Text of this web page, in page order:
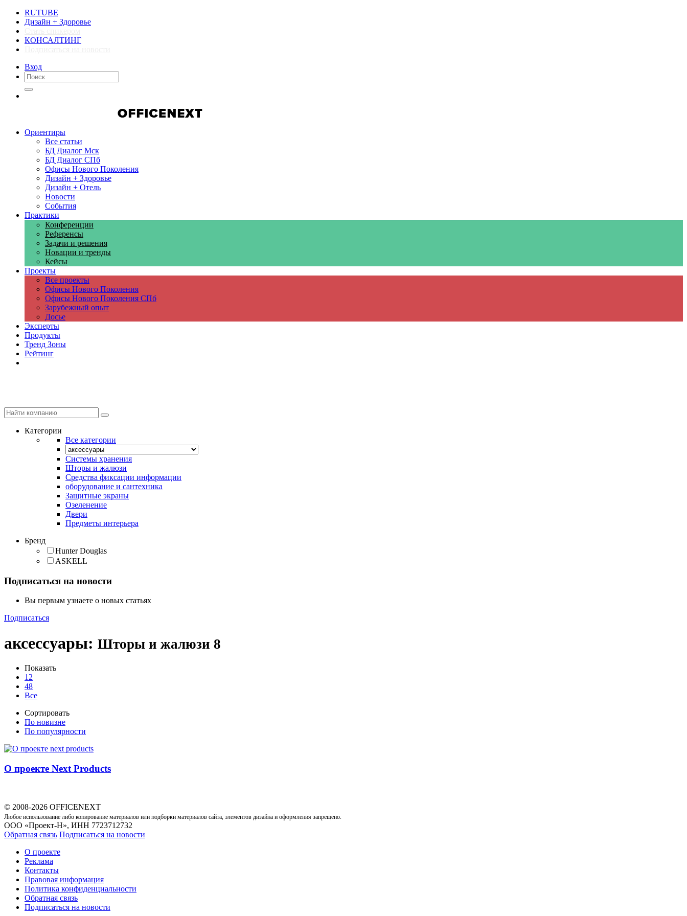
RUTUBE
Дизайн + Здоровье
КОНСАЛТИНГ
Вход
Ориентиры
Все статьи
БД Диалог Мск
БД Диалог СПб
Офисы Нового Поколения
Дизайн + Здоровье
Дизайн + Отель
Новости
События
Практики
Конференции
Референсы
Задачи и решения
Новации и тренды
Кейсы
Проекты
Все проекты
Офисы Нового Поколения
Офисы Нового Поколения СПб
Зарубежный опыт
Досье
Эксперты
Продукты
Тренд Зоны
Рейтинг
Категории
Все категории
Cистемы хранения
Шторы и жалюзи
Средства фиксации информации
оборудование и сантехника
Защитные экраны
Озеленение
Двери
Предметы интерьера
Бренд
Hunter Douglas
ASKELL
Подписаться на новости
Вы первым узнаете о новых статьях
Подписаться
аксессуары: Шторы и жалюзи 8
Показать
12
48
Все
Сортировать
По новизне
По популярности
О проекте Next Products
© 2008-2026 OFFICENEXT
Любое использование либо копирование материалов или подборки материалов сайта, элементов дизайна и оформления запрещено.
ООО «Проект-Н», ИНН 7723712732
Обратная связь Подписаться на новости
О проекте
Реклама
Контакты
Правовая информация
Политика конфиденциальности
Обратная связь
Подписаться на новости